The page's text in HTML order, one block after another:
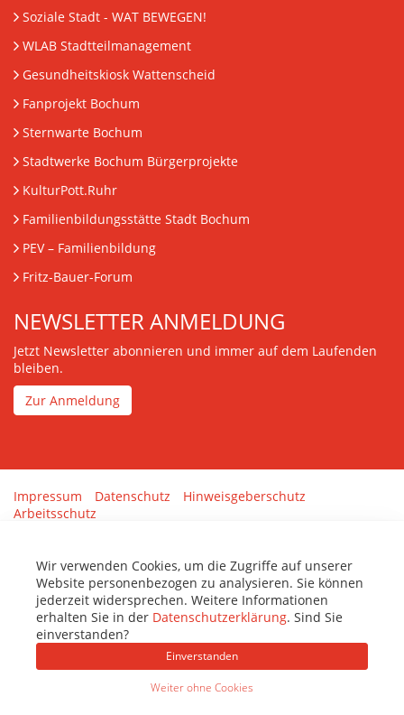
Soziale Stadt - WAT BEWEGEN!
WLAB Stadtteilmanagement
Gesundheitskiosk Wattenscheid
Fanprojekt Bochum
Sternwarte Bochum
Stadtwerke Bochum Bürgerprojekte
KulturPott.Ruhr
Familienbildungsstätte Stadt Bochum
PEV– Familienbildung
Fritz-Bauer-Forum
NEWSLETTER ANMELDUNG
Jetzt Newsletter abonnieren und immer auf dem Laufenden
bleiben.
Zur Anmeldung
Impressum Datenschutz
Hinweisgeberschutz
Arbeitsschutz
Wir verwenden Cookies, um die Zugriffe auf unserer
Website personenbezogen zu analysieren. Sie können
jederzeit widersprechen. Weitere Informationen
erhalten Sie in der Datenschutzerklärung. Sind Sie
einverstanden?
Einverstanden
Weiter ohne Cookies